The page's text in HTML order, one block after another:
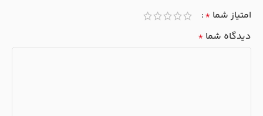
امتیاز شما *
دیدگاه شما *